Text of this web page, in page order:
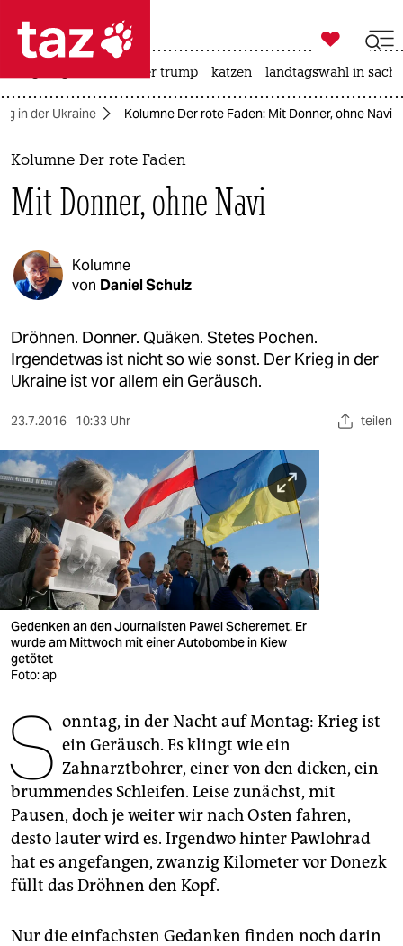
 taz zahl ich
taz zahl ich
themen
politik
öko
gesellschaft
kultur
sport
nord
wahrheit
verlag
verlag
veranstaltungen
shop
fragen & hilfe
abo
genossenschaft
epaper login

taz zahl ich
usa unter trump katzen landtagswahl in
in der Ukraine Kolumne Der rote Faden: Mit Donner, ohne Navi
Kolumne Der rote Faden
Mit Donner, ohne Navi
Kolumne
von Daniel Schulz
Dröhnen. Donner. Quäken. Stetes Pochen.
Irgendetwas ist nicht so wie sonst. Der Krieg in der
Ukraine ist vor allem ein Geräusch.
23.7.2016 10:33 Uhr teilen
Gedenken an den Journalisten Pawel Scheremet. Er
wurde am Mittwoch mit einer Autobombe in Kiew
getötet
Foto: ap
S onntag, in der Nacht auf Montag: Krieg ist
ein Geräusch. Es klingt wie ein
Zahnarztbohrer, einer von den dicken, ein
brummendes Schleifen. Leise zunächst, mit
Pausen, doch je weiter wir nach Osten fahren,
desto lauter wird es. Irgendwo hinter Pawlohrad
hat es angefangen, zwanzig Kilometer vor Donezk
füllt das Dröhnen den Kopf.
Nur die einfachsten Gedanken finden noch darin